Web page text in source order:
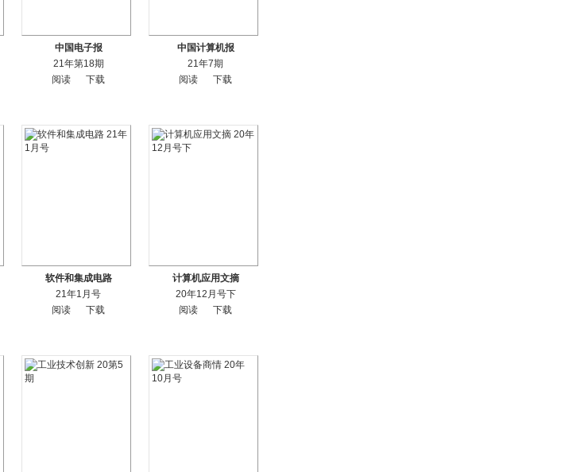
中国电子报
21年第18期
阅读
下载
中国计算机报
21年7期
阅读
下载
软件和集成电路
21年1月号
阅读
下载
计算机应用文摘
20年12月号下
阅读
下载